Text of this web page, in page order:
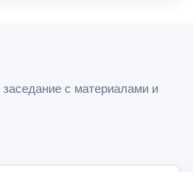
с материалами и